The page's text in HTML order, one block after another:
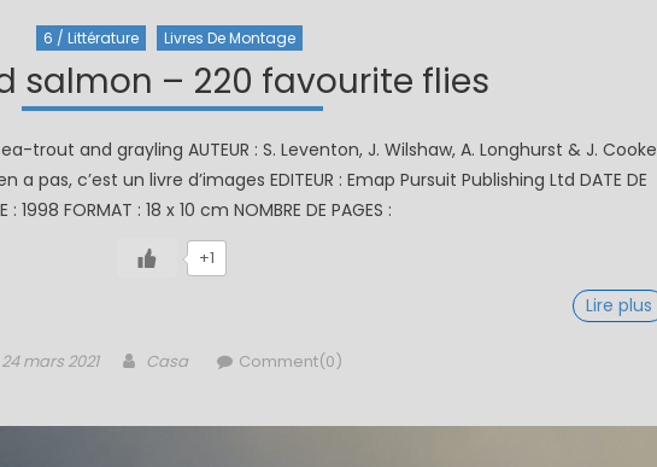
6 / Littérature Livres De Montage
salmon – 220 favourite flies
trout and grayling AUTEUR : S. Leventon, J. Wilshaw, A. Longhurst & J. Cooke
en a pas, c’est un livre d’images EDITEUR : Emap Pursuit Publishing Ltd DATE DE
: 1998 FORMAT : 18 x 10 cm NOMBRE DE PAGES :
+1
Lire plus
Posted
24 mars 2021 Author
Casa Comment(0)